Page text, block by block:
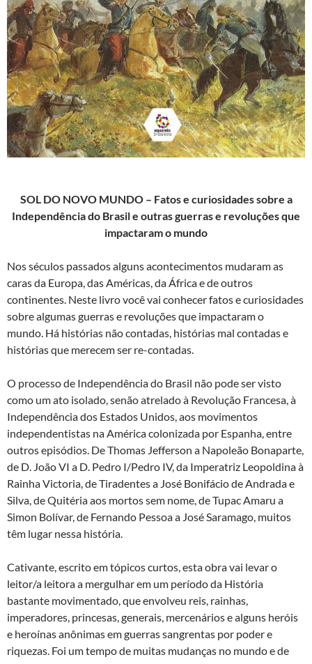
SOL DO NOVO MUNDO– Fatos e curiosidades sobre a
Independência do Brasil e outras guerras e revoluções que
impactaram o mundo
Nos séculos passados alguns acontecimentos mudaram as
caras da Europa, das Américas, da África e de outros
continentes. Neste livro você vai conhecer fatos e curiosidades
sobre algumas guerras e revoluções que impactaram o
mundo. Há histórias não contadas, histórias mal contadas e
histórias que merecem ser re-contadas.
O processo de Independência do Brasil não pode ser visto
como um ato isolado, senão atrelado à Revolução Francesa, à
Independência dos Estados Unidos, aos movimentos
independentistas na América colonizada por Espanha, entre
outros episódios. De Thomas Jefferson a Napoleão Bonaparte,
de D. João VI a D. Pedro I/Pedro IV, da Imperatriz Leopoldina à
Rainha Victoria, de Tiradentes a José Bonifácio de Andrada e
Silva, de Quitéria aos mortos sem nome, de Tupac Amaru a
Simon Bolívar, de Fernando Pessoa a José Saramago, muitos
têm lugar nessa história.
Cativante, escrito em tópicos curtos, esta obra vai levar o
leitor/a leitora a mergulhar em um período da História
bastante movimentado, que envolveu reis, rainhas,
imperadores, princesas, generais, mercenários e alguns heróis
e heroínas anônimas em guerras sangrentas por poder e
riquezas. Foi um tempo de muitas mudanças no mundo e de